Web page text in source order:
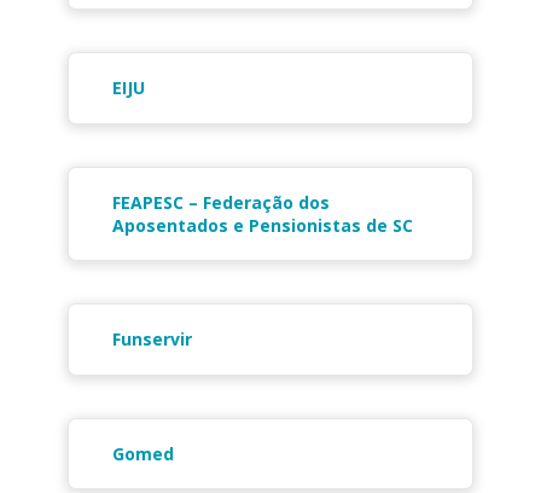
EIJU
FEAPESC – Federação dos
Aposentados e Pensionistas de SC
Funservir
Gomed